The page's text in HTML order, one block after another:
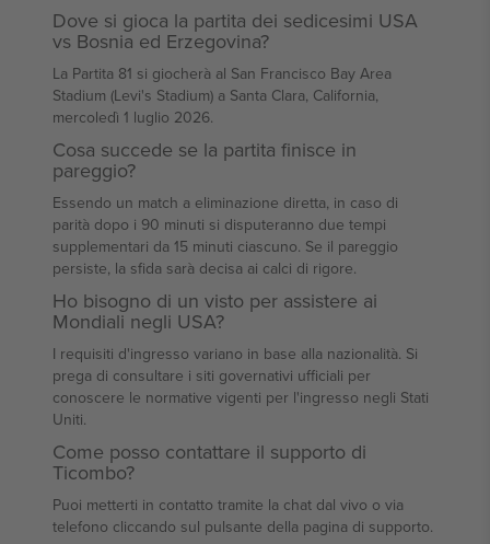
Dove si gioca la partita dei sedicesimi USA
vs Bosnia ed Erzegovina?
La Partita 81 si giocherà al San Francisco Bay Area
Stadium (Levi's Stadium) a Santa Clara, California,
mercoledì 1 luglio 2026.
Cosa succede se la partita finisce in
pareggio?
Essendo un match a eliminazione diretta, in caso di
parità dopo i 90 minuti si disputeranno due tempi
supplementari da 15 minuti ciascuno. Se il pareggio
persiste, la sfida sarà decisa ai calci di rigore.
Ho bisogno di un visto per assistere ai
Mondiali negli USA?
I requisiti d'ingresso variano in base alla nazionalità. Si
prega di consultare i siti governativi ufficiali per
conoscere le normative vigenti per l'ingresso negli Stati
Uniti.
Come posso contattare il supporto di
Ticombo?
Puoi metterti in contatto tramite la chat dal vivo o via
telefono cliccando sul pulsante della pagina di supporto.